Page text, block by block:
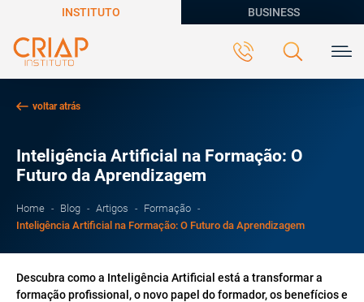
INSTITUTO BUSINESS
voltar atrás
Inteligência Artificial na Formação: O
Futuro da Aprendizagem
Home Blog Artigos
Formação
Inteligência Artificial na Formação: O Futuro da Aprendizagem
Descubra como a Inteligência Artificial está a transformar a
formação profissional, o novo papel do formador, os benefícios e